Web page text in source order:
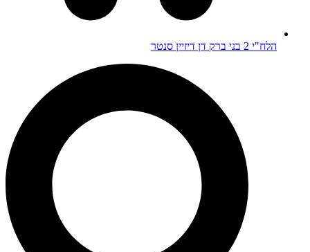
הלח"י 2 בני ברק דן דיזיין סנטר